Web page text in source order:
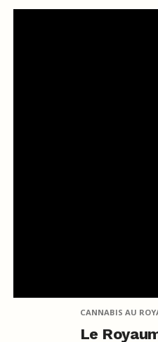
CANNABIS AU
Le